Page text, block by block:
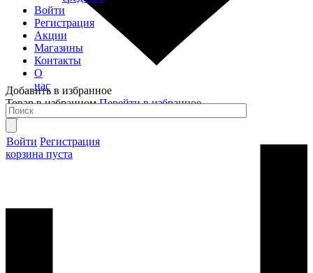
Войти
Регистрация
Акции
Магазины
Контакты
О
нас
Войти Регистрация
корзина пуста
Добавить в избранное
Товар в избранномПерейти в избранное